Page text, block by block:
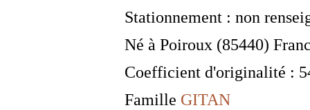
Stationnement : non
Né à Poiroux (85440)
Coefficient d'originalité :
Famille GITAN